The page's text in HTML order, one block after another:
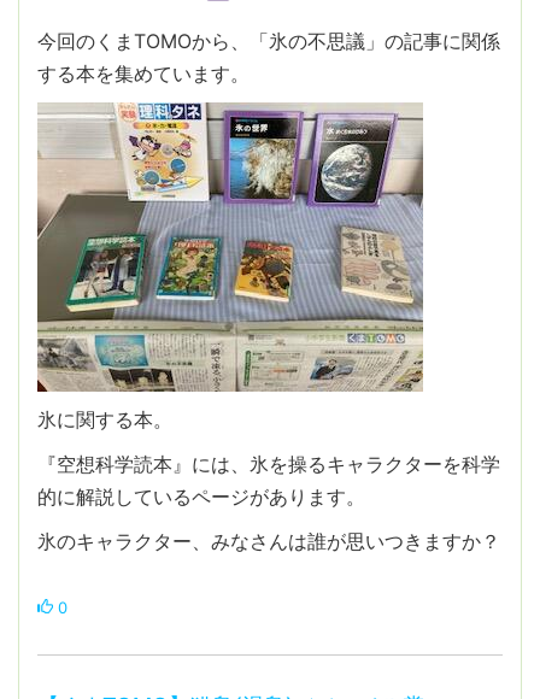
今回のくまTOMOから、「氷の不思議」の記事に関係
する本を集めています。
氷に関する本。
『空想科学読本』には、氷を操るキャラクターを科学
的に解説しているページがあります。
氷のキャラクター、みなさんは誰が思いつきますか？
0